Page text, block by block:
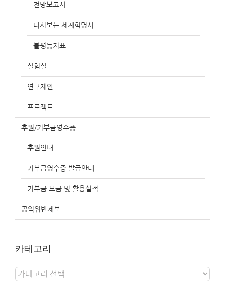
전망보고서
다시보는 세계혁명사
불평등지표
실험실
연구제안
프로젝트
후원/기부금영수증
후원안내
기부금영수증 발급안내
기부금 모금 및 활용실적
공익위반제보
카테고리
카
테